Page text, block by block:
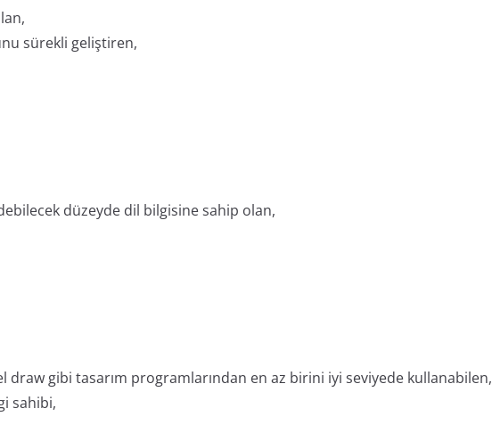
sürekli geliştiren,
düzeyde dil bilgisine sahip olan,
gibi tasarım programlarından en az birini iyi seviyede kullanabilen,
sahibi,